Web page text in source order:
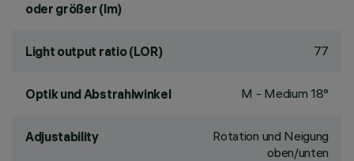
oder größer (lm)
Light output ratio (LOR) 77
Optik und Abstrahlwinkel M - Medium 18°
Adjustability
Rotation und Neigung
oben/unten